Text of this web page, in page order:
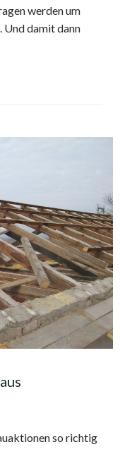
werden um
Und damit dann
so richtig